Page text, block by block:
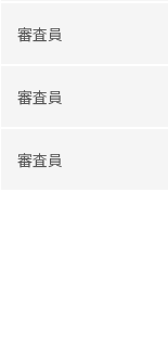
審査員
審査員
審査員